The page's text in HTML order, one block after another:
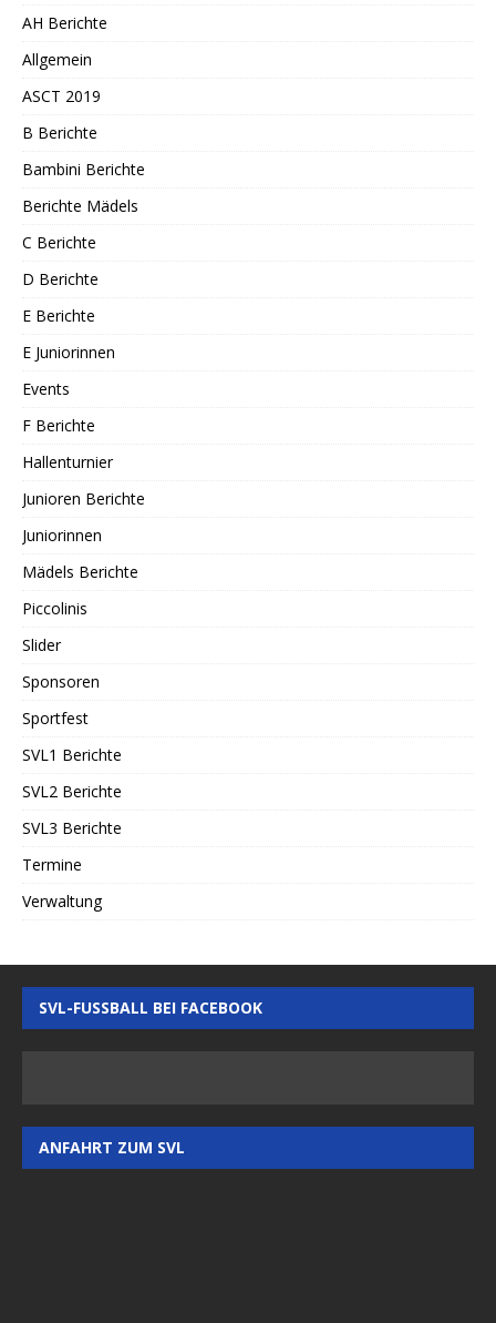
AH Berichte
Allgemein
ASCT 2019
B Berichte
Bambini Berichte
Berichte Mädels
C Berichte
D Berichte
E Berichte
E Juniorinnen
Events
F Berichte
Hallenturnier
Junioren Berichte
Juniorinnen
Mädels Berichte
Piccolinis
Slider
Sponsoren
Sportfest
SVL1 Berichte
SVL2 Berichte
SVL3 Berichte
Termine
Verwaltung
SVL-FUSSBALL BEI FACEBOOK
ANFAHRT ZUM SVL